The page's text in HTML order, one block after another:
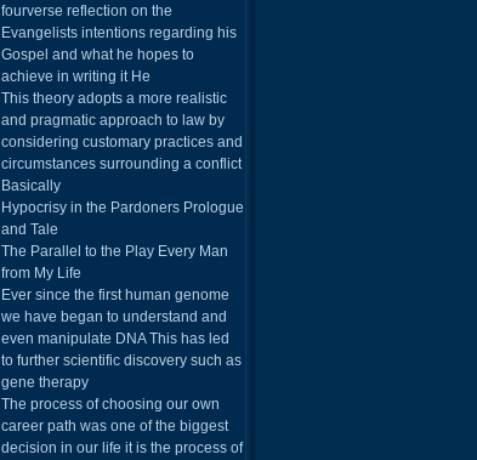
fourverse reflection on the
Evangelists intentions regarding his
Gospel and what he hopes to
achieve in writing it He
This theory adopts a more realistic
and pragmatic approach to law by
considering customary practices and
circumstances surrounding a conflict
Basically
Hypocrisy in the Pardoners Prologue
and Tale
The Parallel to the Play Every Man
from My Life
Ever since the first human genome
we have began to understand and
even manipulate DNA This has led
to further scientific discovery such as
gene therapy
The process of choosing our own
career path was one of the biggest
decision in our life it is the process of